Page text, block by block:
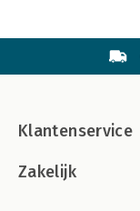
Klantenservice
Zakelijk